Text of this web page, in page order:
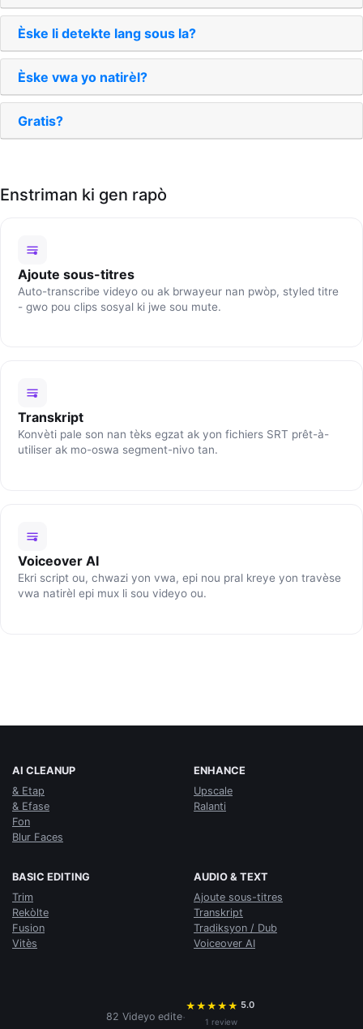
Èske li detekte lang sous la?
Èske vwa yo natirèl?
Gratis?
Enstriman ki gen rapò
Ajoute sous-titres
Auto-transcribe videyo ou ak brwayeur nan pwòp, styled titre
- gwo pou clips sosyal ki jwe sou mute.
Transkript
Konvèti pale son nan tèks egzat ak yon fichiers SRT prêt-à-
utiliser ak mo-oswa segment-nivo tan.
Voiceover AI
Ekri script ou, chwazi yon vwa, epi nou pral kreye yon travèse
vwa natirèl epi mux li sou videyo ou.
AI CLEANUP
& Etap
& Efase
Fon
Blur Faces
ENHANCE
Upscale
Ralanti
BASIC EDITING
Trim
Rekòlte
Fusion
Vitès
AUDIO & TEXT
Ajoute sous-titres
Transkript
Tradiksyon / Dub
Voiceover AI
82 Videyo edite·
★ ★ ★ ★ ★ 5.0
1 review